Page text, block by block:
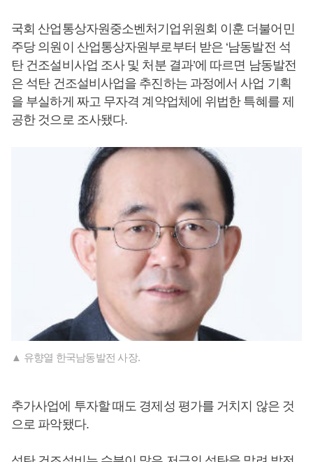
국회 산업통상자원중소벤처기업위원회 이훈 더불어민
주당 의원이 산업통상자원부로부터 받은 ‘남동발전 석
탄 건조설비사업 조사 및 처분 결과’에 따르면 남동발전
은 석탄 건조설비사업을 추진하는 과정에서 사업 기획
을 부실하게 짜고 무자격 계약업체에 위법한 특혜를 제
공한 것으로 조사됐다.
▲ 유향열 한국남동발전 사장.
추가사업에 투자할 때도 경제성 평가를 거치지 않은 것
으로 파악됐다.